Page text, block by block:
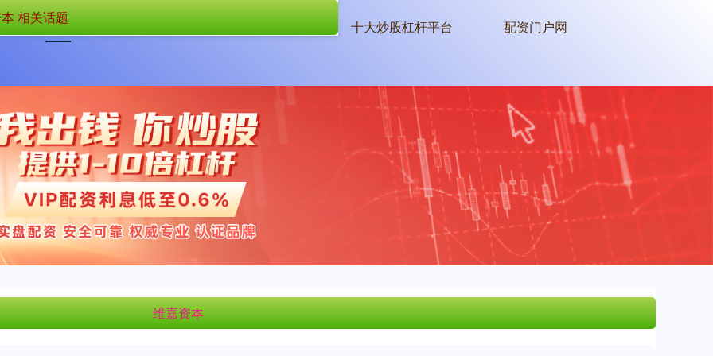
首页 维嘉资本 国内在线配资 十大炒股杠杆平台 配资门户网
维嘉资本
相关话题